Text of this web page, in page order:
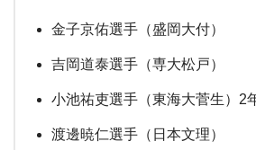
金子京佑選手（盛岡大付）
吉岡道泰選手（専大松戸）
小池祐吏選手（東海大菅生）2
渡邊暁仁選手（日本文理）